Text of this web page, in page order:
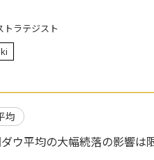
トラテジスト
均
ウ平均の大幅続落の影響は